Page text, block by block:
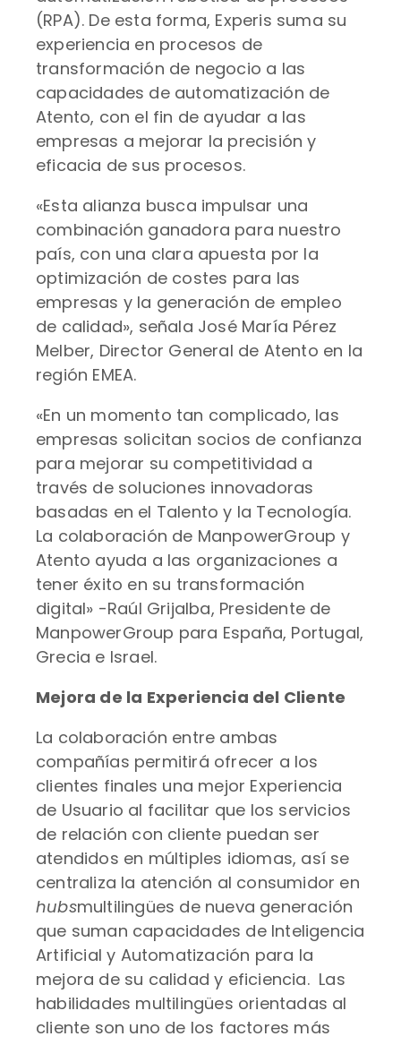
(RPA). De esta forma, Experis suma su
experiencia en procesos de
transformación de negocio a las
capacidades de automatización de
Atento, con el fin de ayudar a las
empresas a mejorar la precisión y
eficacia de sus procesos.
«Esta alianza busca impulsar una
combinación ganadora para nuestro
país, con una clara apuesta por la
optimización de costes para las
empresas y la generación de empleo
de calidad», señala José María Pérez
Melber, Director General de Atento en la
región EMEA.
«En un momento tan complicado, las
empresas solicitan socios de confianza
para mejorar su competitividad a
través de soluciones innovadoras
basadas en el Talento y la Tecnología.
La colaboración de ManpowerGroup y
Atento ayuda a las organizaciones a
tener éxito en su transformación
digital» -Raúl Grijalba, Presidente de
ManpowerGroup para España, Portugal,
Grecia e Israel.
Mejora de la Experiencia del Cliente
La colaboración entre ambas
compañías permitirá ofrecer a los
clientes finales una mejor Experiencia
de Usuario al facilitar que los servicios
de relación con cliente puedan ser
atendidos en múltiples idiomas, así se
centraliza la atención al consumidor en
hubsmultilingües de nueva generación
que suman capacidades de Inteligencia
Artificial y Automatización para la
mejora de su calidad y eficiencia. Las
habilidades multilingües orientadas al
cliente son uno de los factores más